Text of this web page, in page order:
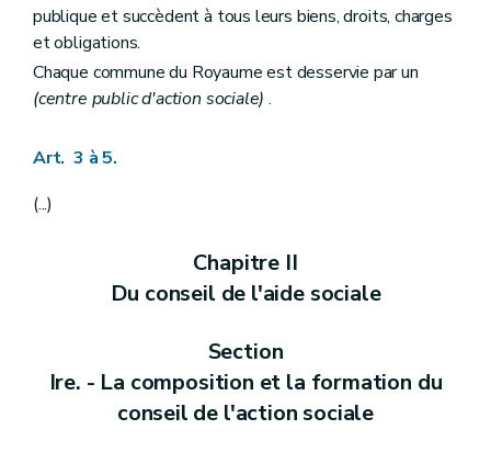
Art.54ter
Art.54
Art. 55
Art. 55bis
Art. 56
Art. 57
quater
Art. 58
Art. 59
Art. 61
Art. 62
Art. 62bis
publique et succèdent à tous leurs biens, droits, charges
et obligations.
Chaque commune du Royaume est desservie par un
(centre public d'action sociale) .
Art. 3 à 5.
(...)
Chapitre II
Du conseil de l'aide sociale
Section
Ire. - La composition et la formation du
conseil de l'action sociale